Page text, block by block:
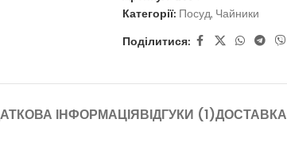
Категорії: Посуд, Чайники
Поділитися:
ІНФОРМАЦІЯВІДГУКИ (1)ДОСТАВКА